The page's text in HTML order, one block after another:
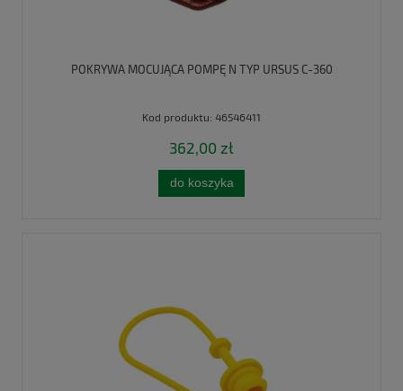
POKRYWA MOCUJĄCA POMPĘ N TYP URSUS C-360
Kod produktu: 46546411
362,00 zł
do koszyka